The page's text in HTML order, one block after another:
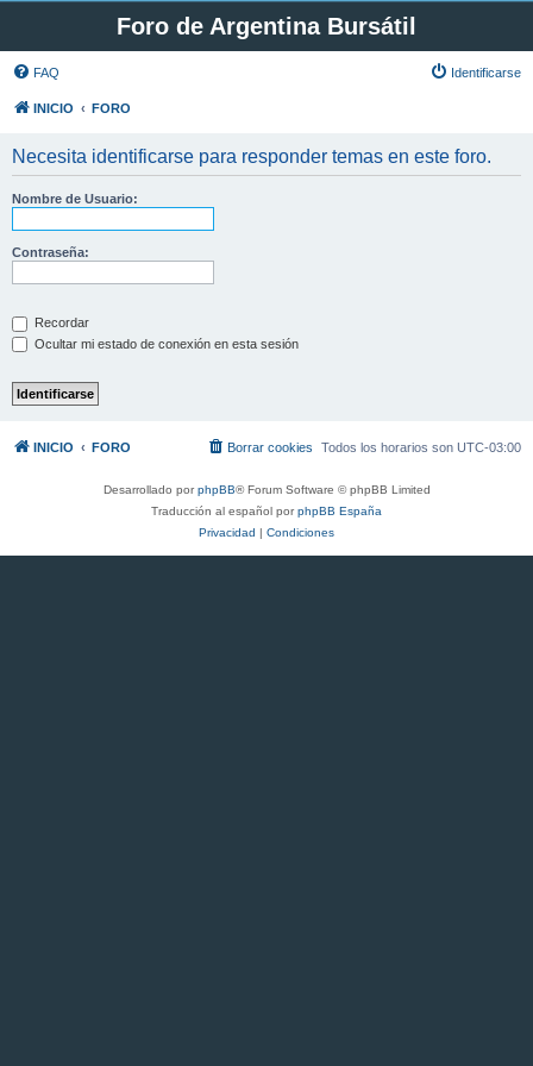
Foro de Argentina Bursátil
FAQ Identificarse
INICIO FORO
Necesita identificarse para responder temas en este foro.
Nombre de Usuario:
Contraseña:
Recordar
Ocultar mi estado de conexión en esta sesión
INICIO FORO Todos los horarios son UTC-03:00
Borrar cookies
Desarrollado porphpBB® Forum Software © phpBB Limited
Traducción al español porphpBB España
Privacidad | Condiciones